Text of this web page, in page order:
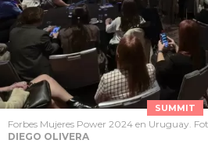
SUMMIT
Forbes Mujeres Power 2024 en Uruguay.
DIEGO OLIVERA